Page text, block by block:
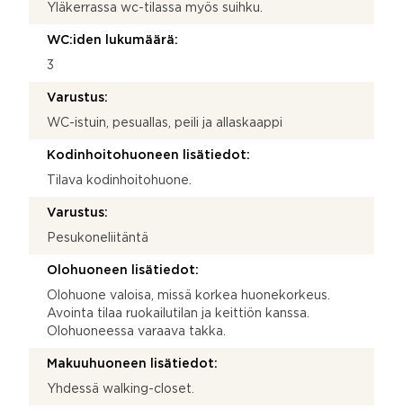
Yläkerrassa wc-tilassa myös suihku.
WC:iden lukumäärä:
3
Varustus:
WC-istuin, pesuallas, peili ja allaskaappi
Kodinhoitohuoneen lisätiedot:
Tilava kodinhoitohuone.
Varustus:
Pesukoneliitäntä
Olohuoneen lisätiedot:
Olohuone valoisa, missä korkea huonekorkeus.
Avointa tilaa ruokailutilan ja keittiön kanssa.
Olohuoneessa varaava takka.
Makuuhuoneen lisätiedot:
Yhdessä walking-closet.